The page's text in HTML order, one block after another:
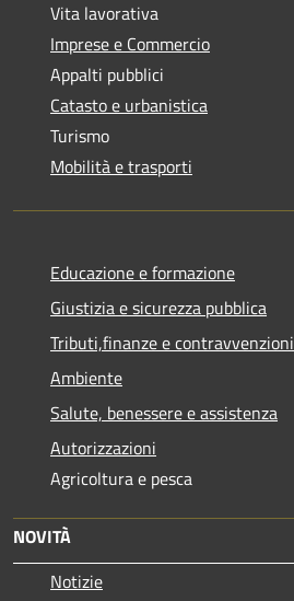
Vita lavorativa
Imprese e Commercio
Appalti pubblici
Catasto e urbanistica
Turismo
Mobilità e trasporti
Educazione e formazione
Giustizia e sicurezza pubblica
Tributi,finanze e contravvenzioni
Ambiente
Salute, benessere e assistenza
Autorizzazioni
Agricoltura e pesca
NOVITÀ
Notizie